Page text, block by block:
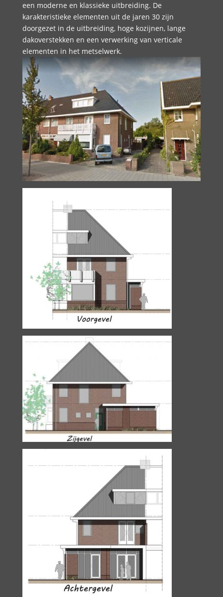
een moderne en klassieke uitbreiding. De
karakteristieke elementen uit de jaren 30 zijn
doorgezet in de uitbreiding, hoge kozijnen, lange
dakoverstekken en een verwerking van verticale
elementen in het metselwerk.